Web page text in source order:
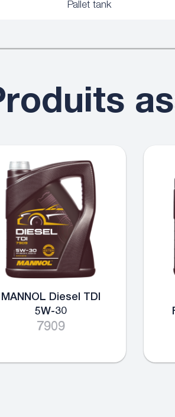
Pallet tank
MANNOL Diesel TDI
5W-30
7909